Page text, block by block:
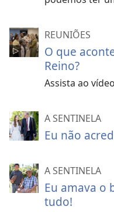
REUNIÕES
O que
Reino?
Assista ao
A SENTINELA
Eu não
A SENTINELA
Eu amava o
tudo!